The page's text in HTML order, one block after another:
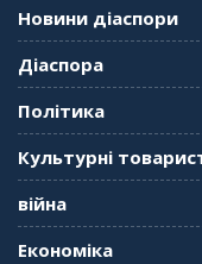
Новини діаспори
Діаспора
Політика
Культурні
війна
Економіка